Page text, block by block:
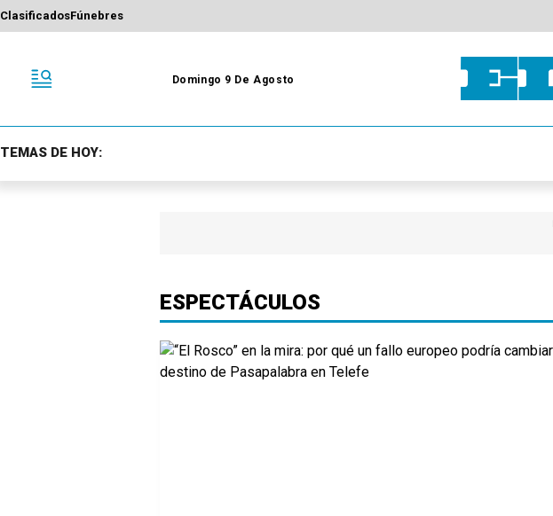
ClasificadosFúnebres
Domingo 9 De Agosto
TEMAS DE HOY:
ESPECTÁCULOS